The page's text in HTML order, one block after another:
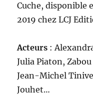
Cuche, disponible
2019 chez LCJ
Acteurs :
Julia Piaton,
Jean-Michel
Jouhet…